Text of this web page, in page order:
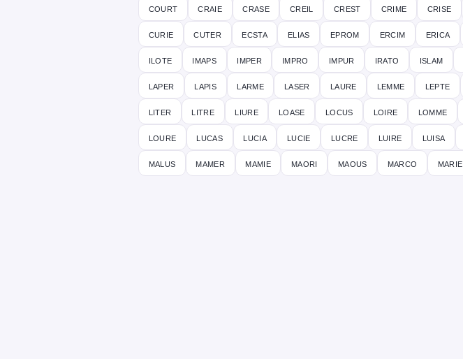
court craie crase creil crest crime crise
curie cuter ecsta elias eprom ercim erica
ilote imaps imper impro impur irato islam
laper lapis larme laser laure lemme lepte
liter litre liure loase locus loire lomme
loure lucas lucia lucie lucre luire luisa
malus mamer mamie maori maous marco marie